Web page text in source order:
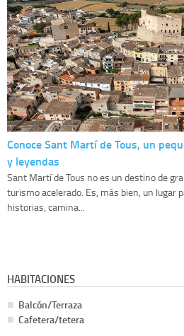
Conoce Sant Martí de Tous, un
y leyendas
Sant Martí de Tous no es un destino de
turismo acelerado. Es, más bien, un lugar
historias, camina...
HABITACIONES
Balcón/Terraza
Cafetera/tetera